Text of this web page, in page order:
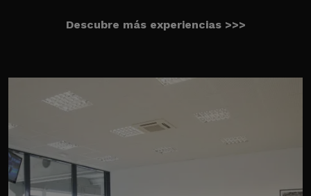
Descubre más experiencias >>>